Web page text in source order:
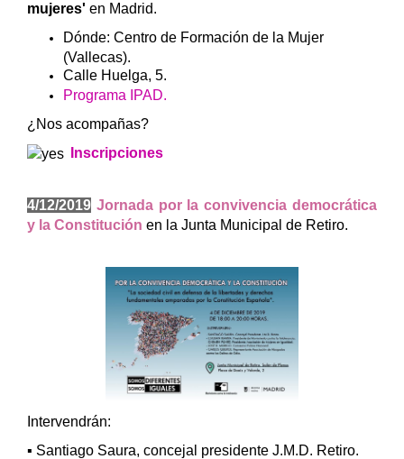
mujeres' en Madrid.
Dónde: Centro de Formación de la Mujer
(Vallecas).
Calle Huelga, 5.
Programa IPAD.
¿Nos acompañas?
Inscripciones
4/12/2019 Jornada por la convivencia democrática
y la Constitución en la Junta Municipal de Retiro.
Intervendrán:
▪️ Santiago Saura, concejal presidente J.M.D. Retiro.